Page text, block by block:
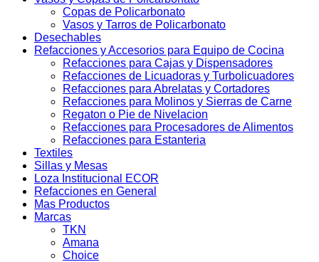
Copas de Policarbonato
Vasos y Tarros de Policarbonato
Desechables
Refacciones y Accesorios para Equipo de Cocina
Refacciones para Cajas y Dispensadores
Refacciones de Licuadoras y Turbolicuadores
Refacciones para Abrelatas y Cortadores
Refacciones para Molinos y Sierras de Carne
Regaton o Pie de Nivelacion
Refacciones para Procesadores de Alimentos
Refacciones para Estanteria
Textiles
Sillas y Mesas
Loza Institucional ECOR
Refacciones en General
Mas Productos
Marcas
TKN
Amana
Choice